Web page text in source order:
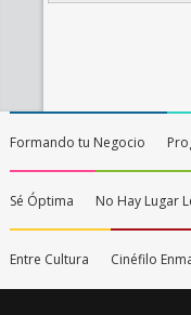
Formando tu Negocio
Sé Óptima No Hay Lugar
Entre Cultura Cinéfilo